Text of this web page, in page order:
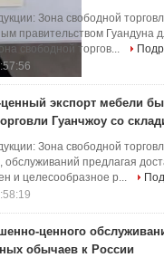
Зона свободной
правительством Гуандуна
свободной торгов...
экспорт мебели
Гуанчжоу со
Зона свободной
предлагая
и целесообразное р...
ценного
обычаев к России